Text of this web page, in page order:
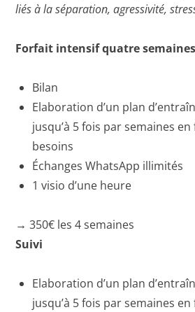
liés à la séparation, agressivité,
Forfait intensif quatre semaines
Bilan
Elaboration d’un plan
jusqu’à 5 fois par semaines
besoins
Échanges WhatsApp illimités
1 visio d’une heure
→ 350€ les 4 semaines
Suivi
Elaboration d’un plan
jusqu’à 5 fois par semaines